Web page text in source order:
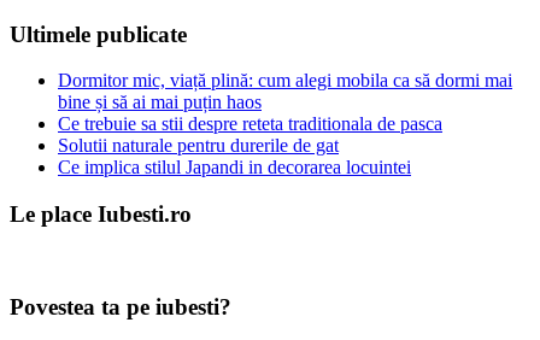
Ultimele publicate
Dormitor mic, viață plină: cum alegi mobila ca să dormi mai
bine și să ai mai puțin haos
Ce trebuie sa stii despre reteta traditionala de pasca
Solutii naturale pentru durerile de gat
Ce implica stilul Japandi in decorarea locuintei
Le place Iubesti.ro
Povestea ta pe iubesti?